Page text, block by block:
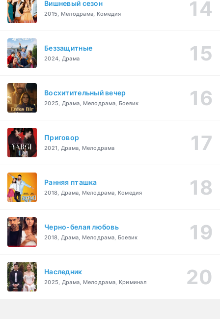
Вишневый сезон
2015, Мелодрама, Комедия
Беззащитные
2024, Драма
Восхитительный вечер
2025, Драма, Мелодрама, Боевик
Приговор
2021, Драма, Мелодрама
Ранняя пташка
2018, Драма, Мелодрама, Комедия
Черно-белая любовь
2018, Драма, Мелодрама, Боевик
Наследник
2025, Драма, Мелодрама, Криминал